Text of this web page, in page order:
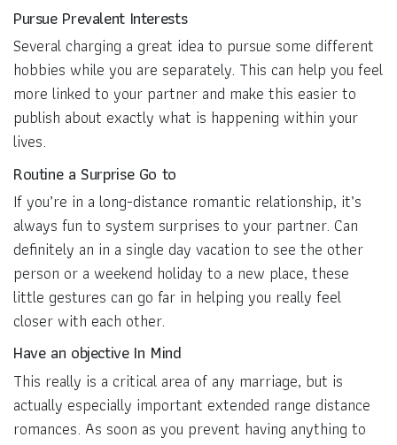
Pursue Prevalent Interests
Several charging a great idea to pursue some different
hobbies while you are separately. This can help you feel
more linked to your partner and make this easier to
publish about exactly what is happening within your
lives.
Routine a Surprise Go to
If you’re in a long-distance romantic relationship, it’s
always fun to system surprises to your partner. Can
definitely an in a single day vacation to see the other
person or a weekend holiday to a new place, these
little gestures can go far in helping you really feel
closer with each other.
Have an objective In Mind
This really is a critical area of any marriage, but is
actually especially important extended range distance
romances. As soon as you prevent having anything to